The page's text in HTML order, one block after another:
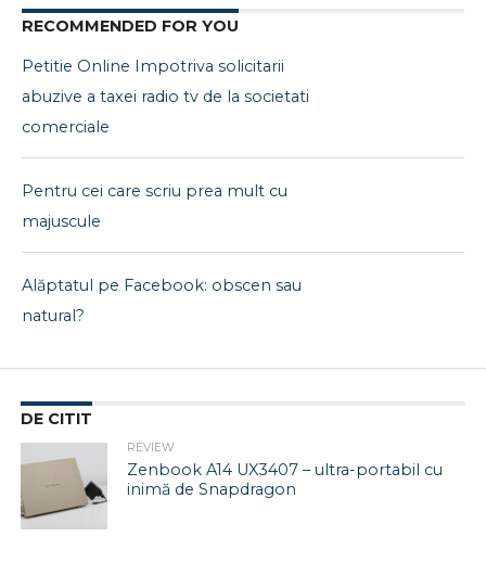
RECOMMENDED FOR YOU
Petitie Online Impotriva solicitarii
abuzive a taxei radio tv de la societati
comerciale
Pentru cei care scriu prea mult cu
majuscule
Alăptatul pe Facebook: obscen sau
natural?
DE CITIT
REVIEW
Zenbook A14 UX3407 – ultra-portabil cu
inimă de Snapdragon